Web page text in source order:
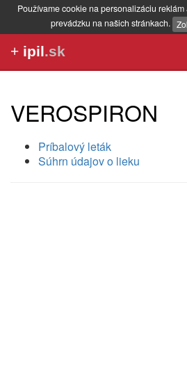
Používame cookie na personalizáciu
prevádzku na našich stránkach.
+ ipil.sk
VEROSPIRON
Príbalový leták
Súhrn údajov o lieku